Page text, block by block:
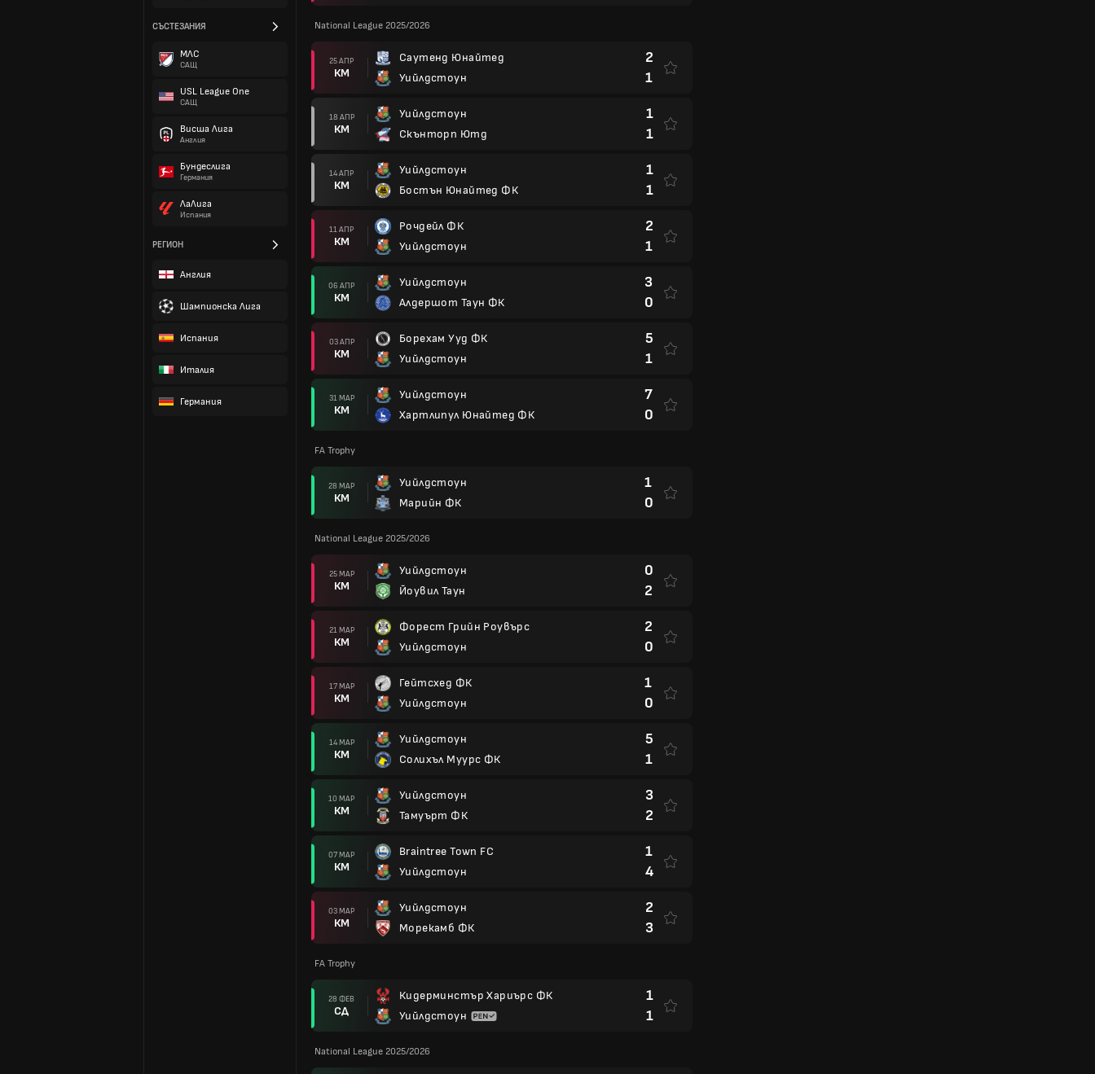
СЪСТЕЗАНИЯ
МЛС
САЩ
USL League One
САЩ
Висша Лига
Англия
Бундеслига
Германия
ЛаЛига
Испания
РЕГИОН
Англия
Шампионска Лига
Испания
Италия
Германия
National League 2025/2026
25 АПР
КМ
Саутенд Юнайтед
Уийлдстоун
2
1
18 АПР
КМ
Уийлдстоун
Скънторп Ютд
1
1
14 АПР
КМ
Уийлдстоун
Бостън Юнайтед ФК
1
1
11 АПР
КМ
Рочдейл ФК
Уийлдстоун
2
1
06 АПР
КМ
Уийлдстоун
Алдершот Таун ФК
3
0
03 АПР
КМ
Борехам Ууд ФК
Уийлдстоун
5
1
31 МАР
КМ
Уийлдстоун
Хартлипул Юнайтед ФК
7
0
FA Trophy
28 МАР
КМ
Уийлдстоун
Марийн ФК
1
0
National League 2025/2026
25 МАР
КМ
Уийлдстоун
Йоувил Таун
0
2
21 МАР
КМ
Форест Грийн Роувърс
Уийлдстоун
2
0
17 МАР
КМ
Гейтсхед ФК
Уийлдстоун
1
0
14 МАР
КМ
Уийлдстоун
Солихъл Муурс ФК
5
1
10 МАР
КМ
Уийлдстоун
Тамуърт ФК
3
2
07 МАР
КМ
Braintree Town FC
Уийлдстоун
1
4
03 МАР
КМ
Уийлдстоун
Морекамб ФК
2
3
FA Trophy
28 ФЕВ
СД
Кидерминстър Хариърс ФК
Уийлдстоун
1
1
National League 2025/2026